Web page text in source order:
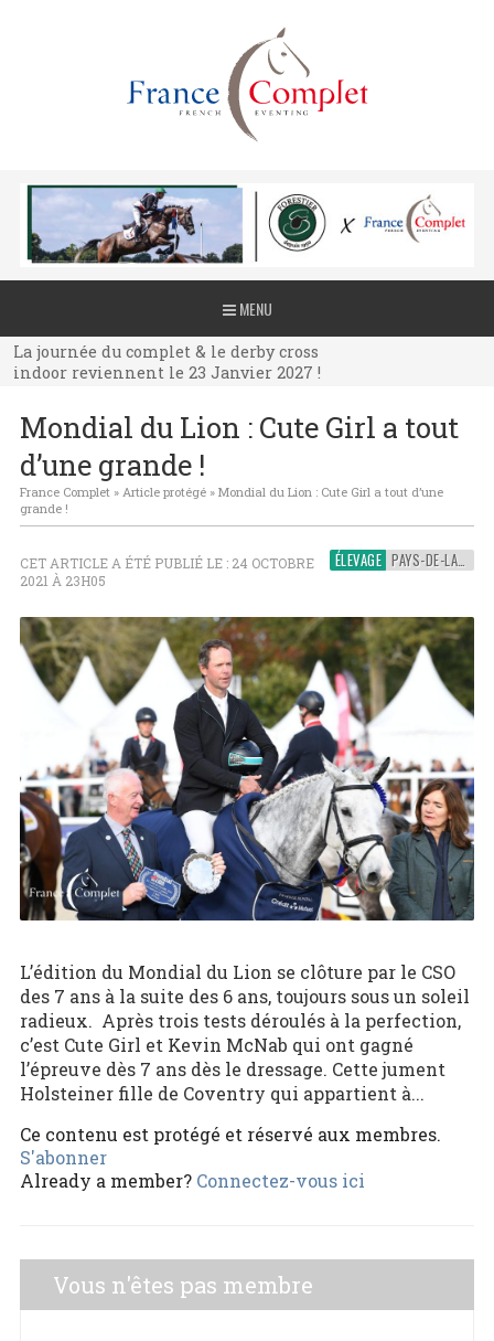
MENU
La journée du complet & le derby cross
indoor reviennent le 23 Janvier 2027 !
La journée du complet & le derby cross
indoor reviennent le 23 Janvier 2027 !
indoor reviennent le 23 Janvier 2027 !
Mondial du Lion : Cute Girl a tout
d’une grande !
France Complet» Article protégé» Mondial du Lion : Cute Girl a tout d’une
grande !
ÉLEVAGE PAYS-DE-LA-LOIRE
CET ARTICLE A ÉTÉ PUBLIÉ LE : 24 OCTOBRE
2021 À 23H05
L’édition du Mondial du Lion se clôture par le CSO
des 7 ans à la suite des 6 ans, toujours sous un soleil
radieux. Après trois tests déroulés à la perfection,
c’est Cute Girl et Kevin McNab qui ont gagné
l’épreuve dès 7 ans dès le dressage. Cette jument
Holsteiner fille de Coventry qui appartient à...
Ce contenu est protégé et réservé aux membres.
S'abonner
Already a member? Connectez-vous ici
Vous n'êtes pas membre